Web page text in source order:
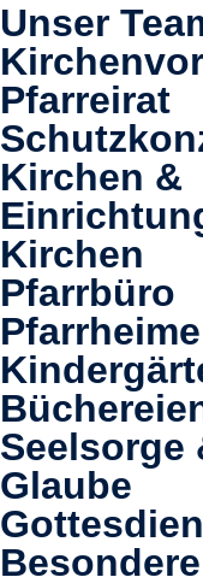
Unser
Pfarreirat
Kirchen &
Kirchen
Pfarrbüro
Pfarrheime
Seelsorge
Glaube